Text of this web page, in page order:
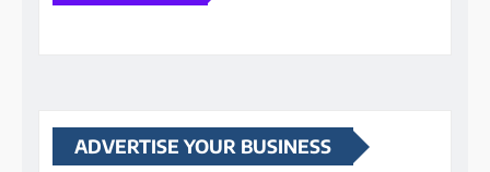
ADVERTISE YOUR BUSINESS